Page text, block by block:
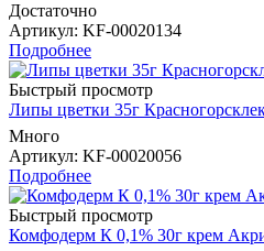
Достаточно
Артикул: KF-00020134
Подробнее
Быстрый просмотр
Липы цветки 35г
Много
Артикул: KF-00020056
Подробнее
Быстрый просмотр
Комфодерм К 0,1% 30г крем